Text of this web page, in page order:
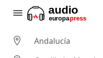
Andalucía